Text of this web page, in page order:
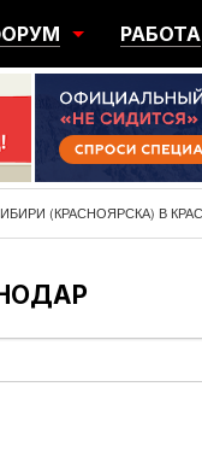
РАБОТА
ПОИСК
(КРАСНОЯРСКА) В